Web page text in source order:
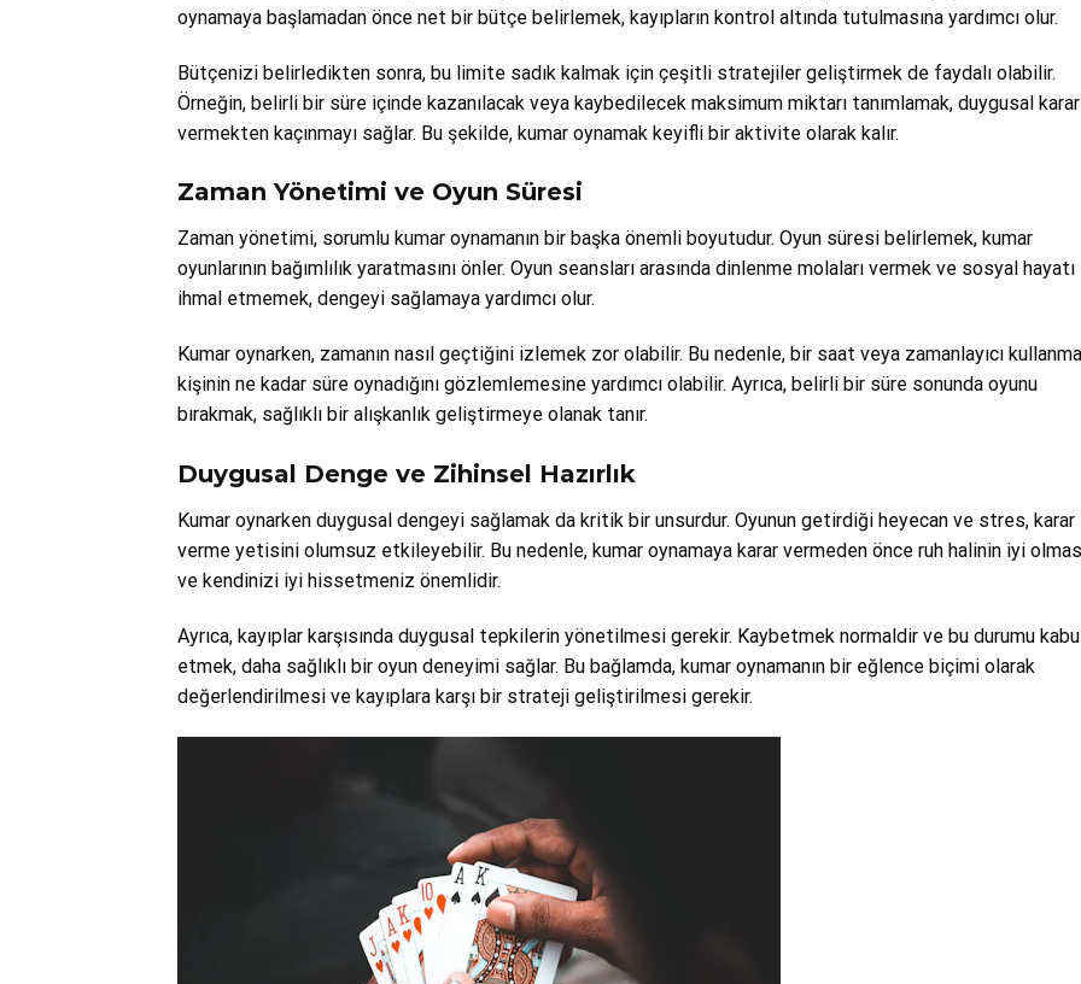
oynamaya başlamadan önce net bir bütçe belirlemek, kayıpların kontrol altında tutulmasına yardımcı olur.
Bütçenizi belirledikten sonra, bu limite sadık kalmak için çeşitli stratejiler geliştirmek de faydalı olabilir.
Örneğin, belirli bir süre içinde kazanılacak veya kaybedilecek maksimum miktarı tanımlamak, duygusal
vermekten kaçınmayı sağlar. Bu şekilde, kumar oynamak keyifli bir aktivite olarak kalır.
Zaman Yönetimi ve Oyun Süresi
Zaman yönetimi, sorumlu kumar oynamanın bir başka önemli boyutudur. Oyun süresi belirlemek, kumar
oyunlarının bağımlılık yaratmasını önler. Oyun seansları arasında dinlenme molaları vermek ve sosyal hayatı
ihmal etmemek, dengeyi sağlamaya yardımcı olur.
Kumar oynarken, zamanın nasıl geçtiğini izlemek zor olabilir. Bu nedenle, bir saat veya zamanlayıcı
kişinin ne kadar süre oynadığını gözlemlemesine yardımcı olabilir. Ayrıca, belirli bir süre sonunda oyunu
bırakmak, sağlıklı bir alışkanlık geliştirmeye olanak tanır.
Duygusal Denge ve Zihinsel Hazırlık
Kumar oynarken duygusal dengeyi sağlamak da kritik bir unsurdur. Oyunun getirdiği heyecan ve stres, karar
verme yetisini olumsuz etkileyebilir. Bu nedenle, kumar oynamaya karar vermeden önce ruh halinin iyi
ve kendinizi iyi hissetmeniz önemlidir.
Ayrıca, kayıplar karşısında duygusal tepkilerin yönetilmesi gerekir. Kaybetmek normaldir ve bu durumu
etmek, daha sağlıklı bir oyun deneyimi sağlar. Bu bağlamda, kumar oynamanın bir eğlence biçimi olarak
değerlendirilmesi ve kayıplara karşı bir strateji geliştirilmesi gerekir.